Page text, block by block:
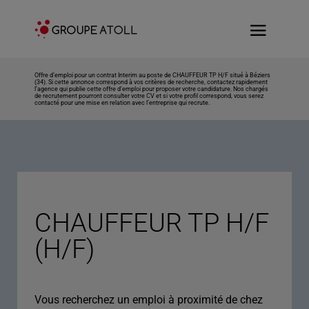
Offre d’emploi pour un contrat Interim au poste de CHAUFFEUR TP H/F situé à Béziers
(34). Si cette annonce correspond à vos critères de recherche, contactez rapidement
l’agence qui publie cette offre d’emploi pour proposer votre candidature. Nos chargés
de recrutement pourront consulter votre CV et si votre profil correspond, vous serez
contacté pour une mise en relation avec l’entreprise qui recrute.
CHAUFFEUR TP H/F
(H/F)
Vous recherchez un emploi à proximité de chez